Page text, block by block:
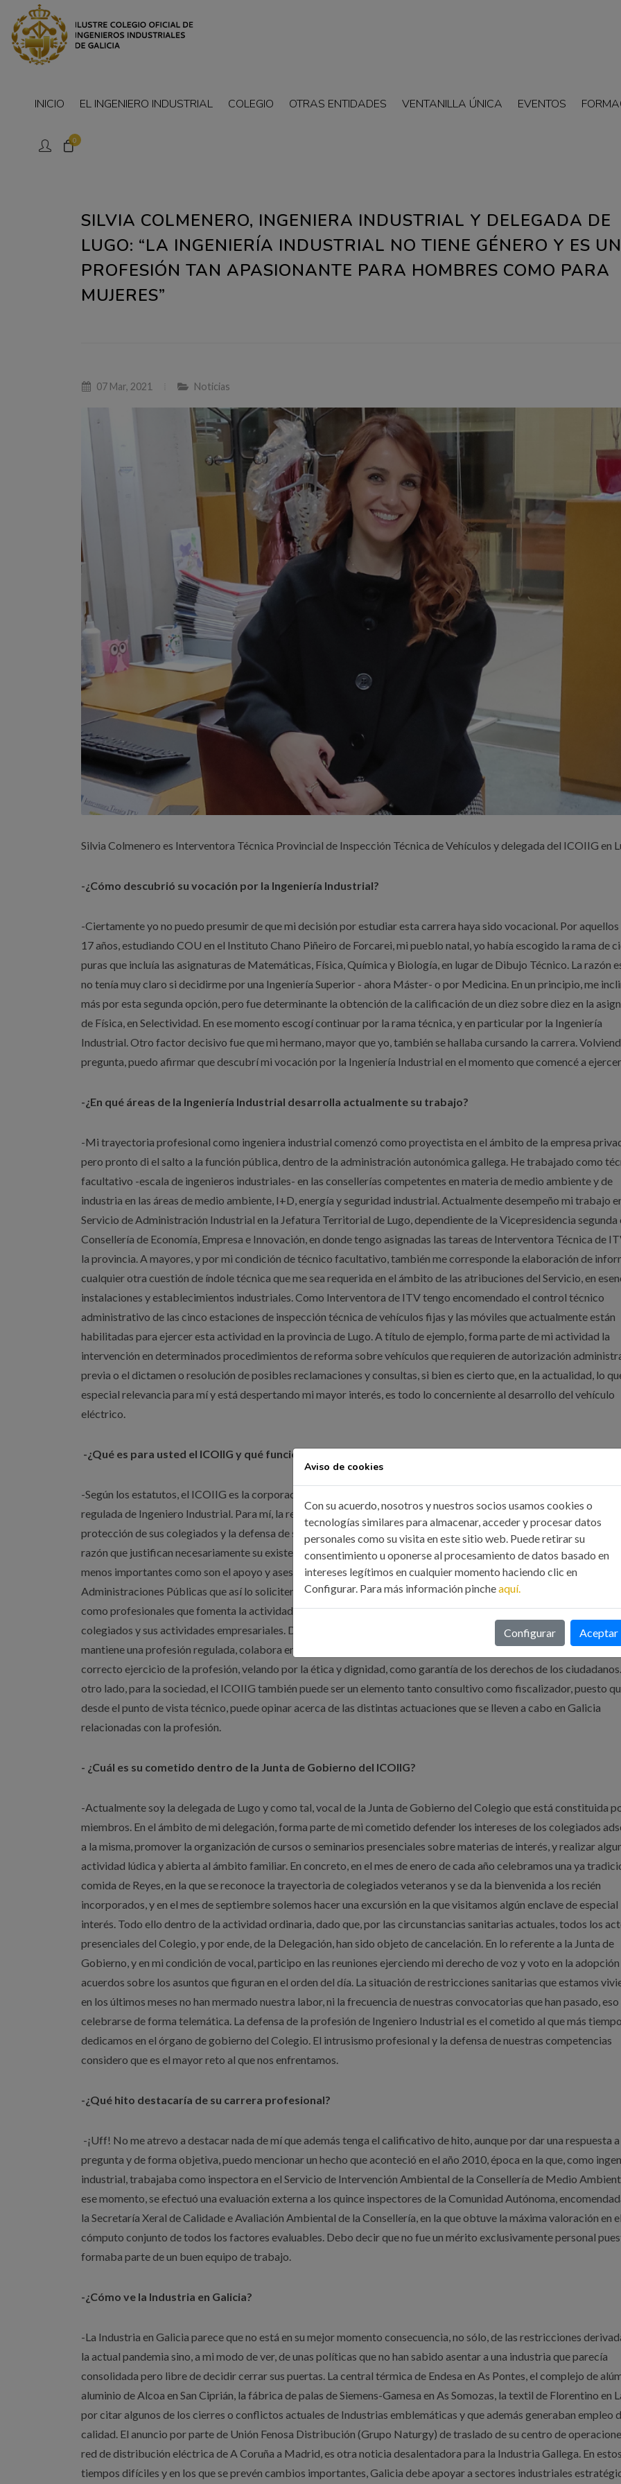
0
INICIO EL INGENIERO INDUSTRIAL COLEGIO OTRAS ENTIDADES VENTANILLA ÚNICA EVENTOS
SILVIA COLMENERO, INGENIERA INDUSTRIAL Y DELEGADA DE
LUGO: “LA INGENIERÍA INDUSTRIAL NO TIENE GÉNERO Y ES
PROFESIÓN TAN APASIONANTE PARA HOMBRES COMO PARA
MUJERES”
07 Mar, 2021 Noticias
Silvia Colmenero es Interventora Técnica Provincial de Inspección Técnica de Vehículos y delegada del ICOIIG en
-¿Cómo descubrió su vocación por la Ingeniería Industrial?
-Ciertamente yo no puedo presumir de que mi decisión por estudiar esta carrera haya sido vocacional. Por aquellos
17 años, estudiando COU en el Instituto Chano Piñeiro de Forcarei, mi pueblo natal, yo había escogido la rama de
puras que incluía las asignaturas de Matemáticas, Física, Química y Biología, en lugar de Dibujo Técnico. La razón
no tenía muy claro si decidirme por una Ingeniería Superior - ahora Máster- o por Medicina. En un principio, me
más por esta segunda opción, pero fue determinante la obtención de la calificación de un diez sobre diez en la
de Física, en Selectividad. En ese momento escogí continuar por la rama técnica, y en particular por la Ingeniería
Industrial. Otro factor decisivo fue que mi hermano, mayor que yo, también se hallaba cursando la carrera.
pregunta, puedo afirmar que descubrí mi vocación por la Ingeniería Industrial en el momento que comencé a
-¿En qué áreas de la Ingeniería Industrial desarrolla actualmente su trabajo?
-Mi trayectoria profesional como ingeniera industrial comenzó como proyectista en el ámbito de la empresa
pero pronto di el salto a la función pública, dentro de la administración autonómica gallega. He trabajado como
facultativo -escala de ingenieros industriales- en las consellerías competentes en materia de medio ambiente y de
industria en las áreas de medio ambiente, I+D, energía y seguridad industrial. Actualmente desempeño mi trabajo
Servicio de Administración Industrial en la Jefatura Territorial de Lugo, dependiente de la Vicepresidencia segunda
Consellería de Economía, Empresa e Innovación, en donde tengo asignadas las tareas de Interventora Técnica de
la provincia. A mayores, y por mi condición de técnico facultativo, también me corresponde la elaboración de
cualquier otra cuestión de índole técnica que me sea requerida en el ámbito de las atribuciones del Servicio, en
instalaciones y establecimientos industriales. Como Interventora de ITV tengo encomendado el control técnico
administrativo de las cinco estaciones de inspección técnica de vehículos fijas y las móviles que actualmente están
habilitadas para ejercer esta actividad en la provincia de Lugo. A título de ejemplo, forma parte de mi actividad la
intervención en determinados procedimientos de reforma sobre vehículos que requieren de autorización
previa o el dictamen o resolución de posibles reclamaciones y consultas, si bien es cierto que, en la actualidad, lo
especial relevancia para mí y está despertando mi mayor interés, es todo lo concerniente al desarrollo del vehículo
eléctrico.
-¿Qué es para usted el ICOIIG y qué función tiene de cara a la sociedad?
-Según los estatutos, el ICOIIG es la corporación de derecho público que vela por el correcto ejercicio de la
regulada de Ingeniero Industrial. Para mí, la regulación, promoción y defensa de la profesión, así como la ayuda,
protección de sus colegiados y la defensa de sus intereses profesionales son las principales funciones del Colegio y
razón que justifican necesariamente su existencia y continuidad. El ICOIIG tiene además otras funciones
menos importantes como son el apoyo y asesoramiento a la Administración de Justicia, Registro Mercantil y a las
Administraciones Públicas que así lo soliciten. A mayores, creo que el Colegio es un centro de relaciones tanto
como profesionales que fomenta la actividad económica de Galicia y que busca la colaboración entre los distintos
colegiados y sus actividades empresariales. De cara a la sociedad, el Colegio es un garante de buen hacer, ya que
mantiene una profesión regulada, colabora en la formación continua de los Ingenieros Industriales y en esencia,
correcto ejercicio de la profesión, velando por la ética y dignidad, como garantía de los derechos de los
otro lado, para la sociedad, el ICOIIG también puede ser un elemento tanto consultivo como fiscalizador, puesto
desde el punto de vista técnico, puede opinar acerca de las distintas actuaciones que se lleven a cabo en Galicia
relacionadas con la profesión.
- ¿Cuál es su cometido dentro de la Junta de Gobierno del ICOIIG?
-Actualmente soy la delegada de Lugo y como tal, vocal de la Junta de Gobierno del Colegio que está constituida
miembros. En el ámbito de mi delegación, forma parte de mi cometido defender los intereses de los colegiados
a la misma, promover la organización de cursos o seminarios presenciales sobre materias de interés, y realizar
actividad lúdica y abierta al ámbito familiar. En concreto, en el mes de enero de cada año celebramos una ya
comida de Reyes, en la que se reconoce la trayectoria de colegiados veteranos y se da la bienvenida a los recién
incorporados, y en el mes de septiembre solemos hacer una excursión en la que visitamos algún enclave de especial
interés. Todo ello dentro de la actividad ordinaria, dado que, por las circunstancias sanitarias actuales, todos los
presenciales del Colegio, y por ende, de la Delegación, han sido objeto de cancelación. En lo referente a la Junta de
Gobierno, y en mi condición de vocal, participo en las reuniones ejerciendo mi derecho de voz y voto en la
acuerdos sobre los asuntos que figuran en el orden del día. La situación de restricciones sanitarias que estamos
en los últimos meses no han mermado nuestra labor, ni la frecuencia de nuestras convocatorias que han pasado, eso
celebrarse de forma telemática. La defensa de la profesión de Ingeniero Industrial es el cometido al que más tiempo
dedicamos en el órgano de gobierno del Colegio. El intrusismo profesional y la defensa de nuestras competencias
considero que es el mayor reto al que nos enfrentamos.
-¿Qué hito destacaría de su carrera profesional?
-¡Uff! No me atrevo a destacar nada de mí que además tenga el calificativo de hito, aunque por dar una respuesta a
pregunta y de forma objetiva, puedo mencionar un hecho que aconteció en el año 2010, época en la que, como
industrial, trabajaba como inspectora en el Servicio de Intervención Ambiental de la Consellería de Medio
ese momento, se efectuó una evaluación externa a los quince inspectores de la Comunidad Autónoma,
la Secretaría Xeral de Calidade e Avaliación Ambiental de la Consellería, en la que obtuve la máxima valoración en el
cómputo conjunto de todos los factores evaluables. Debo decir que no fue un mérito exclusivamente personal
formaba parte de un buen equipo de trabajo.
-¿Cómo ve la Industria en Galicia?
-La Industria en Galicia parece que no está en su mejor momento consecuencia, no sólo, de las restricciones
la actual pandemia sino, a mi modo de ver, de unas políticas que no han sabido asentar a una industria que parecía
consolidada pero libre de decidir cerrar sus puertas. La central térmica de Endesa en As Pontes, el complejo de
aluminio de Alcoa en San Ciprián, la fábrica de palas de Siemens-Gamesa en As Somozas, la textil de Florentino en
por citar algunos de los cierres o conflictos actuales de Industrias emblemáticas y que además generaban empleo
calidad. El anuncio por parte de Unión Fenosa Distribución (Grupo Naturgy) de traslado de su centro de
red de distribución eléctrica de A Coruña a Madrid, es otra noticia desalentadora para la Industria Gallega. En estos
tiempos difíciles y en los que se prevén cambios importantes, Galicia debe apoyar a sectores industriales
Aviso de cookies
Con su acuerdo, nosotros y nuestros socios usamos cookies o
tecnologías similares para almacenar, acceder y procesar datos
personales como su visita en este sitio web. Puede retirar su
consentimiento u oponerse al procesamiento de datos basado en
intereses legítimos en cualquier momento haciendo clic en
Configurar. Para más información pincheaquí.
Configurar Aceptar